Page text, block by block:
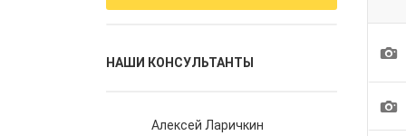
НАШИ КОНСУЛЬТАНТЫ
Алексей Ларичкин
1
1